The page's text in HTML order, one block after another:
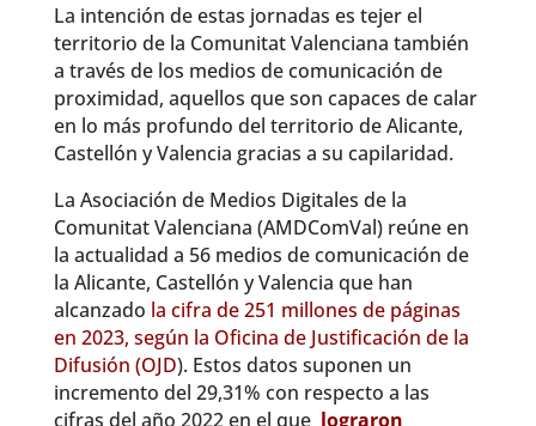
La intención de estas jornadas es tejer el
territorio de la Comunitat Valenciana también
a través de los medios de comunicación de
proximidad, aquellos que son capaces de calar
en lo más profundo del territorio de Alicante,
Castellón y Valencia gracias a su capilaridad.
La Asociación de Medios Digitales de la
Comunitat Valenciana (AMDComVal) reúne en
la actualidad a 56 medios de comunicación de
la Alicante, Castellón y Valencia que han
alcanzado la cifra de 251 millones de páginas
en 2023, según la Oficina de Justificación de la
Difusión (OJD). Estos datos suponen un
incremento del 29,31% con respecto a las
cifras del año 2022 en el quelograron